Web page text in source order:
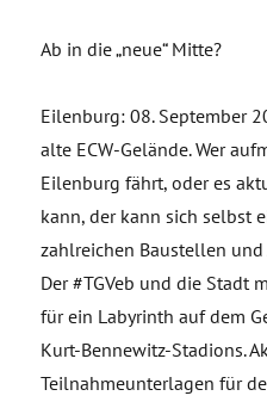
Ab in die „neue“ Mitte?
Eilenburg: 08. September
alte ECW-Gelände. Wer
Eilenburg fährt, oder es
kann, der kann sich selbst
zahlreichen Baustellen
Der #TGVeb und die Stadt
für ein Labyrinth auf dem
Kurt-Bennewitz-Stadions.
Teilnahmeunterlagen für